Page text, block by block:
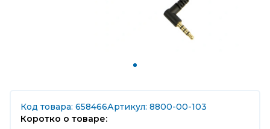
Код товара: 658466Артикул: 8800-00-103
Коротко о товаре: